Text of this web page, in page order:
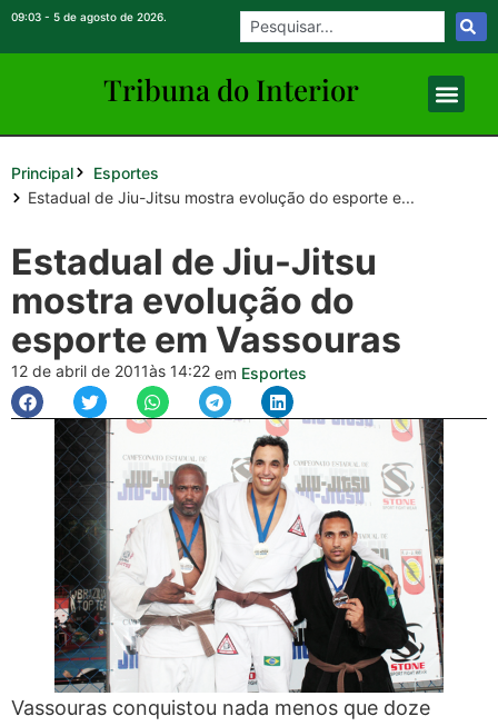
09:03 - 5 de agosto de 2026.
Tribuna do Interior
Principal
Esportes
Estadual de Jiu-Jitsu mostra evolução do esporte e...
Estadual de Jiu-Jitsu
mostra evolução do
esporte em Vassouras
12 de abril de 2011às 14:22 em Esportes
Vassouras conquistou nada menos que doze